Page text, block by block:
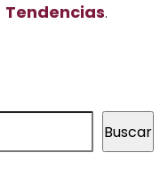
Tendencias.
Buscar